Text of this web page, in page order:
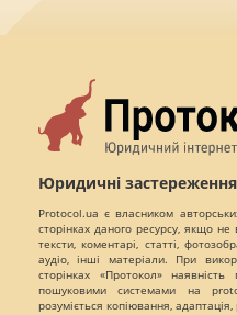
Юридичні застереження
Protocol.ua є власником
сторінках даного ресурсу, якщо
тексти, коментарі, статті,
аудіо, інші матеріали. При
сторінках «Протокол» наявність
пошуковими системами на
розуміється копіювання,